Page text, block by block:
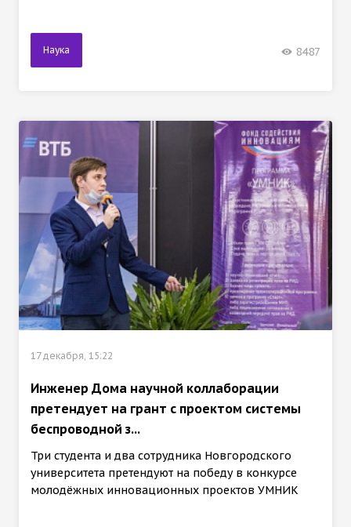
Наука 8487
17 декабря, 15:22
Инженер Дома научной коллаборации
претендует на грант с проектом системы
беспроводной з...
Три студента и два сотрудника Новгородского
университета претендуют на победу в конкурсе
молодёжных инновационных проектов УМНИК